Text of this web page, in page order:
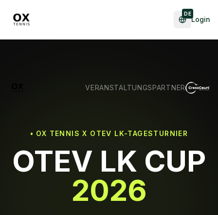
DE
Login
VERANSTALTUNGSPARTNER
• OX TENNIS X OTEV LK-TAGESTURNIER
OTEV LK CUP
2026